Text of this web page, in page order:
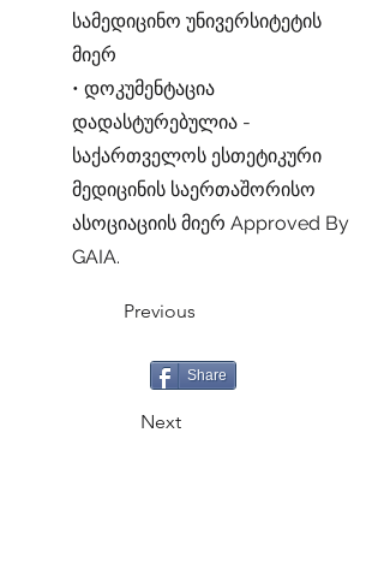
სამედიცინო უნივერსიტეტის
მიერ
• დოკუმენტაცია
დადასტურებულია -
საქართველოს ესთეტიკური
მედიცინის საერთაშორისო
ასოციაციის მიერ Approved By
GAIA.
Previous
Share
Next